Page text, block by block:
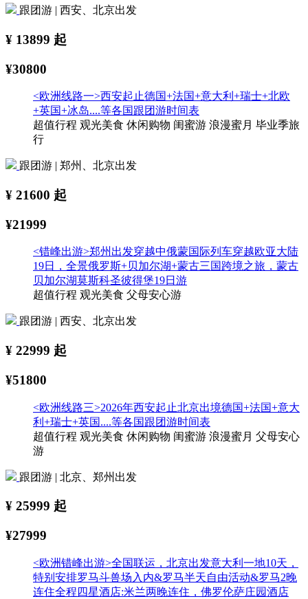
跟团游 | 西安、北京出发
¥ 13899 起
¥30800
<欧洲线路一>西安起止德国+法国+意大利+瑞士+北欧
+英国+冰岛....等各国跟团游时间表
超值行程 观光美食 休闲购物 闺蜜游 浪漫蜜月 毕业季旅
行
跟团游 | 郑州、北京出发
¥ 21600 起
¥21999
<错峰出游>郑州出发穿越中俄蒙国际列车穿越欧亚大陆
19日，全景俄罗斯+贝加尔湖+蒙古三国跨境之旅，蒙古
贝加尔湖莫斯科圣彼得堡19日游
超值行程 观光美食 父母安心游
跟团游 | 西安、北京出发
¥ 22999 起
¥51800
<欧洲线路三>2026年西安起止北京出境德国+法国+意大
利+瑞士+英国....等各国跟团游时间表
超值行程 观光美食 休闲购物 闺蜜游 浪漫蜜月 父母安心
游
跟团游 | 北京、郑州出发
¥ 25999 起
¥27999
<欧洲错峰出游>全国联运，北京出发意大利一地10天，
特别安排罗马斗兽场入内&罗马半天自由活动&罗马2晚
连住全程四星酒店:米兰两晚连住，佛罗伦萨庄园酒店